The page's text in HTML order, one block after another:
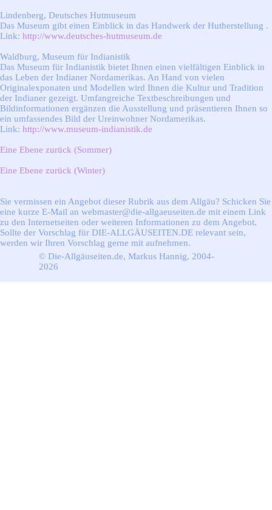
Lindenberg, Deutsches Hutmuseum
Das Museum gibt einen Einblick in das Handwerk der Hutherstellung .
Link: http://www.deutsches-hutmuseum.de
Waldburg, Museum für Indianistik
Das Museum für Indianistik bietet Ihnen einen vielfältigen Einblick in
das Leben der Indianer Nordamerikas. An Hand von vielen
Originalexponaten und Modellen wird Ihnen die Kultur und Tradition
der Indianer gezeigt. Umfangreiche Textbeschreibungen und
Bildinformationen ergänzen die Ausstellung und präsentieren Ihnen so
ein umfassendes Bild der Ureinwohner Nordamerikas.
Link: http://www.museum-indianistik.de
Eine Ebene zurück (Sommer)
Eine Ebene zurück (Winter)
Sie vermissen ein Angebot dieser Rubrik aus dem Allgäu? Schicken Sie
eine kurze E-Mail an webmaster@die-allgaeuseiten.de mit einem Link
zu den Internetseiten oder weiteren Informationen zu dem Angebot.
Sollte der Vorschlag für DIE-ALLGÄUSEITEN.DE relevant sein,
werden wir Ihren Vorschlag gerne mit aufnehmen.
© Die-Allgäuseiten.de, Markus Hannig, 2004-
2026